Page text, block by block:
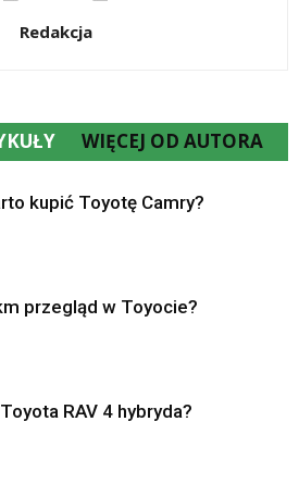
Redakcja
WIĘCEJ OD AUTORA
kupić Toyotę Camry?
przegląd w Toyocie?
RAV 4 hybryda?